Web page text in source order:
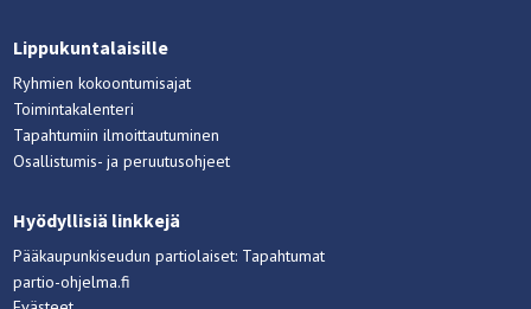
Lippukuntalaisille
Ryhmien kokoontumisajat
Toimintakalenteri
Tapahtumiin ilmoittautuminen
Osallistumis- ja peruutusohjeet
Hyödyllisiä linkkejä
Pääkaupunkiseudun partiolaiset: Tapahtumat
partio-ohjelma.fi